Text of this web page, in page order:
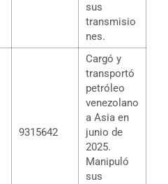
sus
transmisio
nes.
9315642
Cargó y
transportó
petróleo
venezolano
a Asia en
junio de
2025.
Manipuló
sus